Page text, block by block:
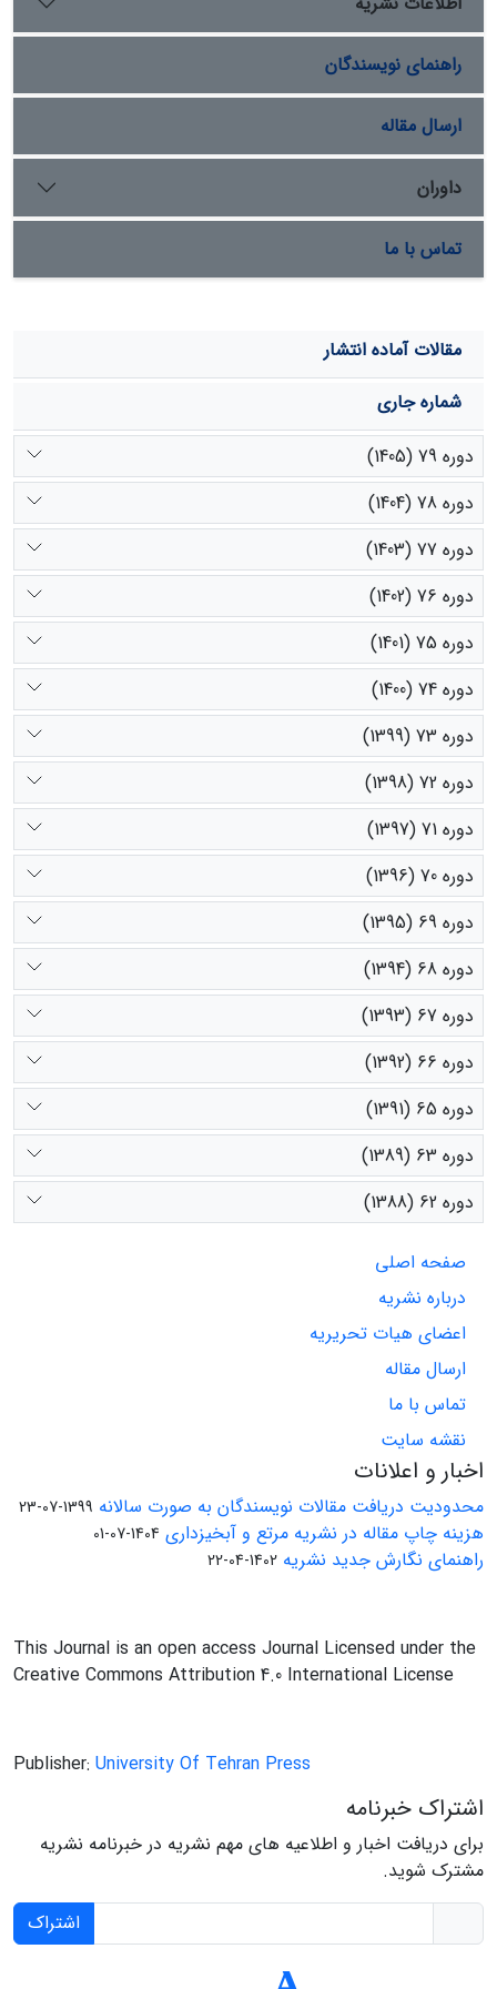
نقشه در سامانه GIS انجام شد. امتیاز نهایی برای اکوسیستم
51 و امتیاز نهایی برای مسائل اقتصادی و اجتماعی 49 به
دست آمد. نتایج نهایی با توجه به بارومتر پایداری نشان داد
که پایداری حوزه آبخیز زیدشت 1 در حد متوسط است. این
شرایط با حفاظت از اکوسیستم و ارتقاء سطح زندگی مردم
می‌تواند بهبود پیدا کند.
راهنمای نویسندگان
ارسال مقاله
داوران
تماس با ما
مقالات آماده انتشار
شماره جاری
دوره 79 (1405)
دوره 78 (1404)
دوره 77 (1403)
دوره 76 (1402)
دوره 75 (1401)
دوره 74 (1400)
دوره 73 (1399)
دوره 72 (1398)
دوره 71 (1397)
دوره 70 (1396)
دوره 69 (1395)
دوره 68 (1394)
دوره 67 (1393)
دوره 66 (1392)
دوره 65 (1391)
دوره 63 (1389)
دوره 62 (1388)
صفحه اصلی
درباره نشریه
اعضای هیات تحریریه
ارسال مقاله
تماس با ما
نقشه سایت
اخبار و اعلانات
محدودیت دریافت مقالات نویسندگان به صورت سالانه 1399-07-23
هزینه چاپ مقاله در نشریه مرتع و آبخیزداری 1404-07-01
راهنمای نگارش جدید نشریه 1402-04-22
This Journal is an open access Journal Licensed under the
Creative Commons Attribution 4.0 International License
Publisher: University Of Tehran Press
اشتراک خبرنامه
برای دریافت اخبار و اطلاعیه های مهم نشریه در خبرنامه نشریه
مشترک شوید.
اشتراک